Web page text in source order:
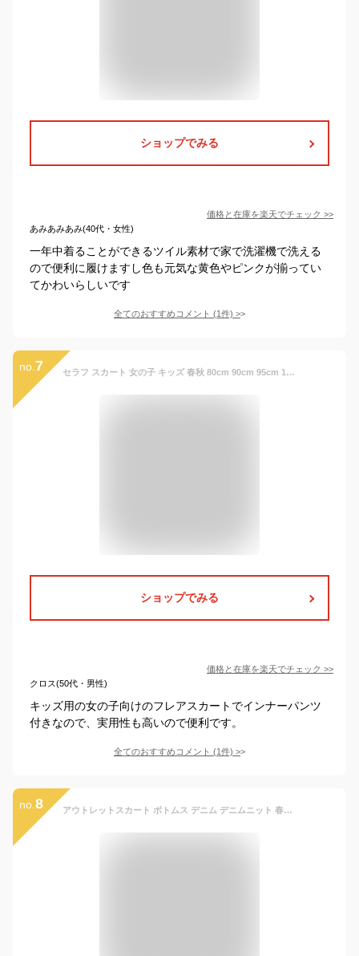
ショップでみる
価格と在庫を楽天でチェック >>
あみあみあみ(40代・女性)
一年中着ることができるツイル素材で家で洗濯機で洗える
ので便利に履けますし色も元気な黄色やピンクが揃ってい
てかわいらしいです
全てのおすすめコメント (1件) >
no. 7 セラフ スカート 女の子 キッズ 春秋 80cm 90cm 95cm 100cm 110cm seraph インナーパンツ付き スカッツ ミディ丈 ひざ下 子供服 ベビー服 スカート スカッツ ボトムス ベビー インパンツ付フレアスカート チャコール グレー ネイビー
ショップでみる
価格と在庫を楽天でチェック >>
クロス(50代・男性)
キッズ用の女の子向けのフレアスカートでインナーパンツ
付きなので、実用性も高いので便利です。
全てのおすすめコメント (1件) >
no. 8 アウトレットスカート ボトムス デニム デニムニット 春物 秋物 春 秋 80 90 100 110 120 女の子 キッズ こども 子供服 ひざ丈 ひざ上丈 フレアスカート デニムスカート ol